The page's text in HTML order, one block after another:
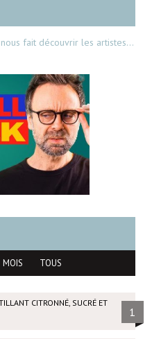
fait découvrir les artistes…
MOIS TOUS
CITRONNÉ, SUCRÉ ET
1